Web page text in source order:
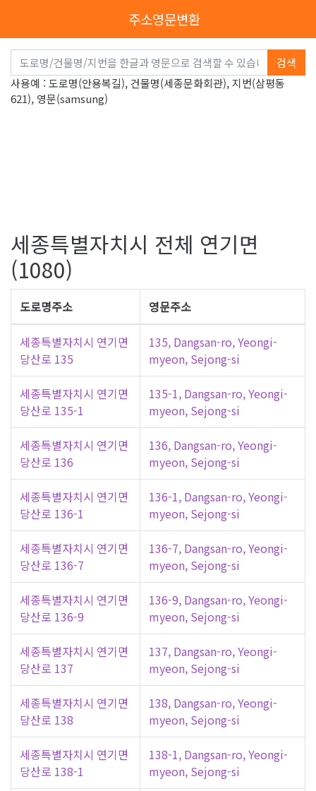
주소영문변환
검색
사용예 : 도로명(안용복길), 건물명(세종문화회관), 지번(삼평동
621), 영문(samsung)
세종특별자치시 전체 연기면
(1080)
도로명주소 영문주소
세종특별자치시 연기면
당산로 135
135, Dangsan-ro, Yeongi-
myeon, Sejong-si
세종특별자치시 연기면
당산로 135-1
135-1, Dangsan-ro, Yeongi-
myeon, Sejong-si
세종특별자치시 연기면
당산로 136
136, Dangsan-ro, Yeongi-
myeon, Sejong-si
세종특별자치시 연기면
당산로 136-1
136-1, Dangsan-ro, Yeongi-
myeon, Sejong-si
세종특별자치시 연기면
당산로 136-7
136-7, Dangsan-ro, Yeongi-
myeon, Sejong-si
세종특별자치시 연기면
당산로 136-9
136-9, Dangsan-ro, Yeongi-
myeon, Sejong-si
세종특별자치시 연기면
당산로 137
137, Dangsan-ro, Yeongi-
myeon, Sejong-si
세종특별자치시 연기면
당산로 138
138, Dangsan-ro, Yeongi-
myeon, Sejong-si
세종특별자치시 연기면
당산로 138-1
138-1, Dangsan-ro, Yeongi-
myeon, Sejong-si